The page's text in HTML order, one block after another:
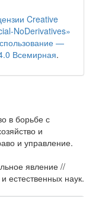
Creative
NoDerivatives»
—
Всемирная.
в борьбе с
и
и управление.
явление //
естественных наук.